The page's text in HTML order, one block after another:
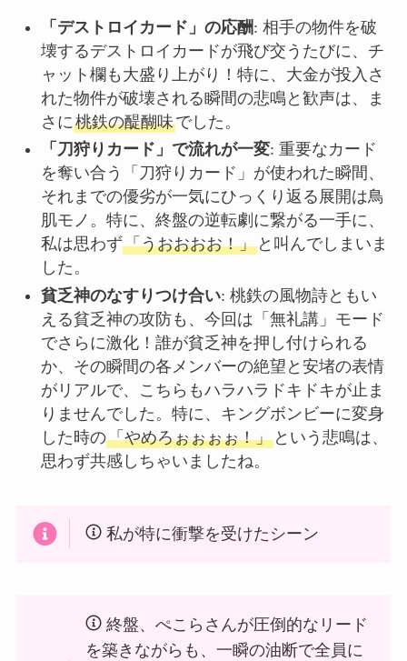
「デストロイカード」の応酬: 相手の物件を破
壊するデストロイカードが飛び交うたびに、チ
ャット欄も大盛り上がり！特に、大金が投入さ
れた物件が破壊される瞬間の悲鳴と歓声は、ま
さに桃鉄の醍醐味でした。
「刀狩りカード」で流れが一変: 重要なカード
を奪い合う「刀狩りカード」が使われた瞬間、
それまでの優劣が一気にひっくり返る展開は鳥
肌モノ。特に、終盤の逆転劇に繋がる一手に、
私は思わず「うおおおお！」と叫んでしまいま
した。
貧乏神のなすりつけ合い: 桃鉄の風物詩ともい
える貧乏神の攻防も、今回は「無礼講」モード
でさらに激化！誰が貧乏神を押し付けられる
か、その瞬間の各メンバーの絶望と安堵の表情
がリアルで、こちらもハラハラドキドキが止ま
りませんでした。特に、キングボンビーに変身
した時の「やめろぉぉぉぉ！」という悲鳴は、
思わず共感しちゃいましたね。
私が特に衝撃を受けたシーン
終盤、ぺこらさんが圧倒的なリード
を築きながらも、一瞬の油断で全員に